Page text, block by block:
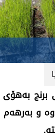
و به‌رهه‌م